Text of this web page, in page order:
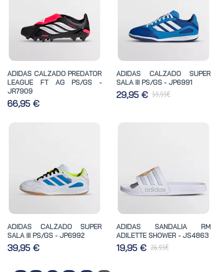
ADIDAS CALZADO PREDATOR
LEAGUE FT AG PS/GS -
JR7909
66,95 €
ADIDAS CALZADO SUPER
SALA III PS/GS - JP6991
29,95 € 39,95€
ADIDAS CALZADO SUPER
SALA III PS/GS - JP6992
39,95 €
ADIDAS SANDALIA RM
ADILETTE SHOWER - JS4863
19,95 € 26,95€